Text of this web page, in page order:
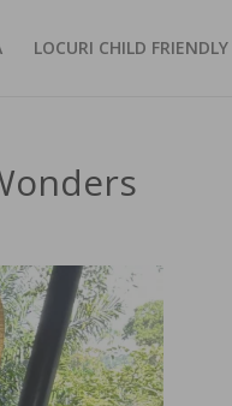
LOCURI CHILD FRIENDLY